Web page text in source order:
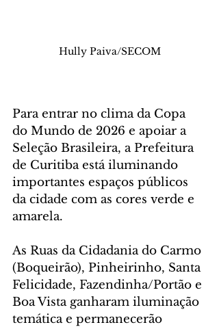
Hully Paiva/SECOM
Para entrar no clima da Copa
do Mundo de 2026 e apoiar a
Seleção Brasileira, a Prefeitura
de Curitiba está iluminando
importantes espaços públicos
da cidade com as cores verde e
amarela.
As Ruas da Cidadania do Carmo
(Boqueirão), Pinheirinho, Santa
Felicidade, Fazendinha/Portão e
Boa Vista ganharam iluminação
temática e permanecerão